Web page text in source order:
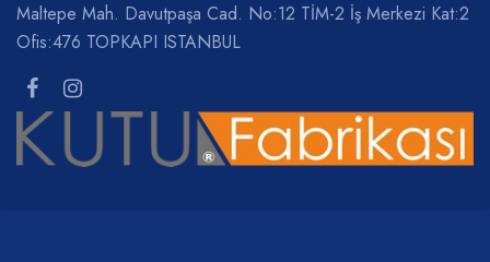
Maltepe Mah. Davutpaşa Cad. No:12 TİM-2 İş Merkezi Kat:2
Ofis:476 TOPKAPI ISTANBUL